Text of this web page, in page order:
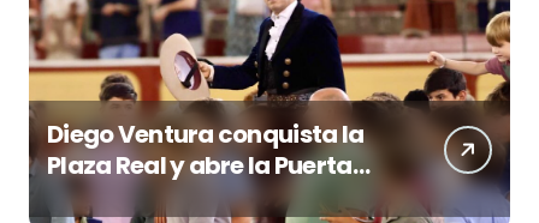
Diego Ventura conquista la
Plaza Real y abre la Puerta
Grande en El Puerto